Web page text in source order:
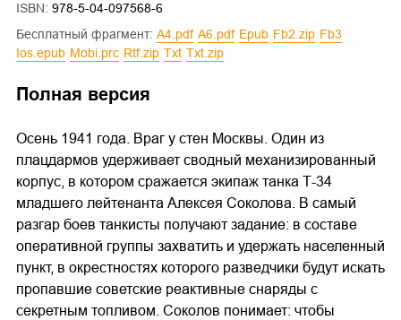
ISBN: 978-5-04-097568-6
Бесплатный фрагмент:
a4.pdf a6.pdf epub fb2.zip
fb3
ios.epub
mobi.prc rtf.zip txt txt.zip
Полная версия
Осень 1941 года. Враг у стен Москвы. Один из
плацдармов удерживает сводный механизированный
корпус, в котором сражается экипаж танка Т-34
младшего лейтенанта Алексея Соколова. В самый
разгар боев танкисты получают задание: в составе
оперативной группы захватить и удержать населенный
пункт, в окрестностях которого разведчики будут искать
пропавшие советские реактивные снаряды с
секретным топливом. Соколов понимает: чтобы